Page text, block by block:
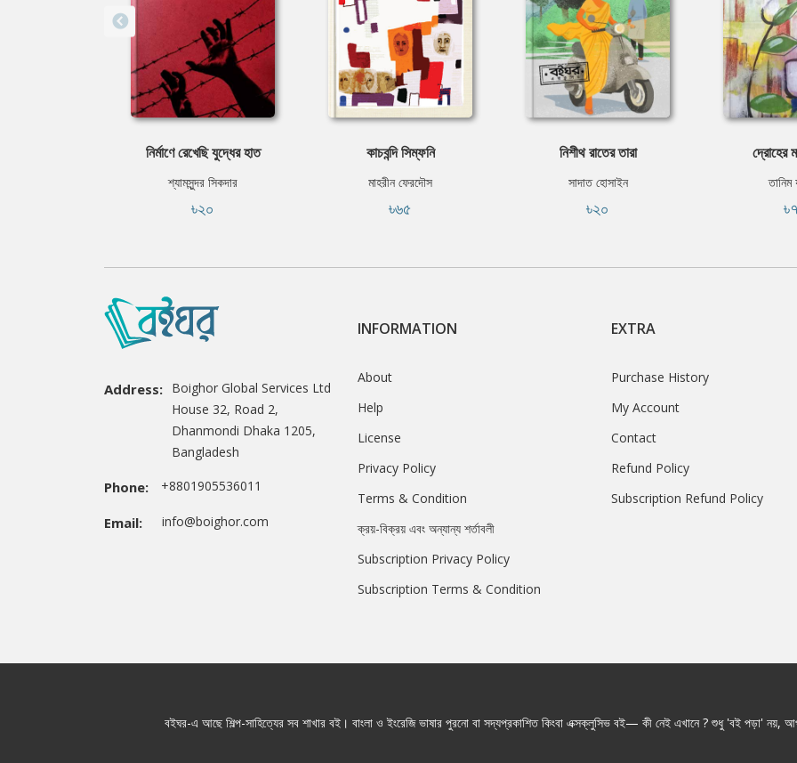
নির্মাণে রেখেছি যুদ্ধের হাত
শ্যামসুন্দর সিকদার
৳২০
কাচবন্দি সিম্ফনি
মাহরীন ফেরদৌস
৳৬৫
নিশীথ রাতের তারা
সাদাত হোসাইন
৳২০
দ্রোহের
তানিম
Address: Boighor Global Services Ltd
House 32, Road 2,
Dhanmondi Dhaka 1205,
Bangladesh
Phone: +8801905536011
Email: info@boighor.com
INFORMATION
About
Help
License
Privacy Policy
Terms & Condition
ক্রয়-বিক্রয় এবং অন্যান্য শর্তাবলী
Subscription Privacy Policy
Subscription Terms & Condition
EXTRA
Purchase History
My Account
Contact
Refund Policy
Subscription Refund Policy
বইঘর-এ আছে শিল্প-সাহিত্যের সব শাখার বই। বাংলা ও ইংরেজি ভাষার পুরনো বা সদ্যপ্রকাশিত কিংবা এক্সক্লুসিভ বই— কী নেই এখানে ? শুধু 'বই পড়া' নয়,